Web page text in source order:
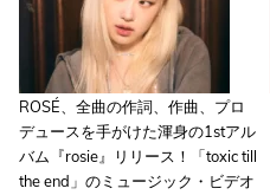
ROSÉ、全曲の作詞、作曲、プロ
デュースを手がけた渾身の1stアル
バム『rosie』リリース！「toxic till
the end」のミュージック・ビデオ